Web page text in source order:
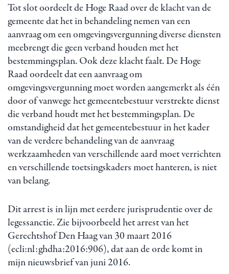
Tot slot oordeelt de Hoge Raad over de klacht van de
gemeente dat het in behandeling nemen van een
aanvraag om een omgevingsvergunning diverse diensten
meebrengt die geen verband houden met het
bestemmingsplan. Ook deze klacht faalt. De Hoge
Raad oordeelt dat een aanvraag om
omgevingsvergunning moet worden aangemerkt als één
door of vanwege het gemeentebestuur verstrekte dienst
die verband houdt met het bestemmingsplan. De
omstandigheid dat het gemeentebestuur in het kader
van de verdere behandeling van de aanvraag
werkzaamheden van verschillende aard moet verrichten
en verschillende toetsingskaders moet hanteren, is niet
van belang.
Dit arrest is in lijn met eerdere jurisprudentie over de
legessanctie. Zie bijvoorbeeld het arrest van het
Gerechtshof Den Haag van 30 maart 2016
(ecli:nl:ghdha:2016:906), dat aan de orde komt in
mijn nieuwsbrief van juni 2016.